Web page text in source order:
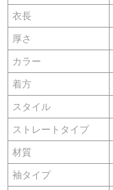
衣長
厚さ
カラー
着方
スタイル
ストレートタイプ
材質
袖タイプ